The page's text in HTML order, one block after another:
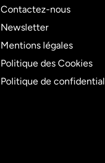
Contactez-nous
Newsletter
Mentions légales
Politique des Cookies
Politique de